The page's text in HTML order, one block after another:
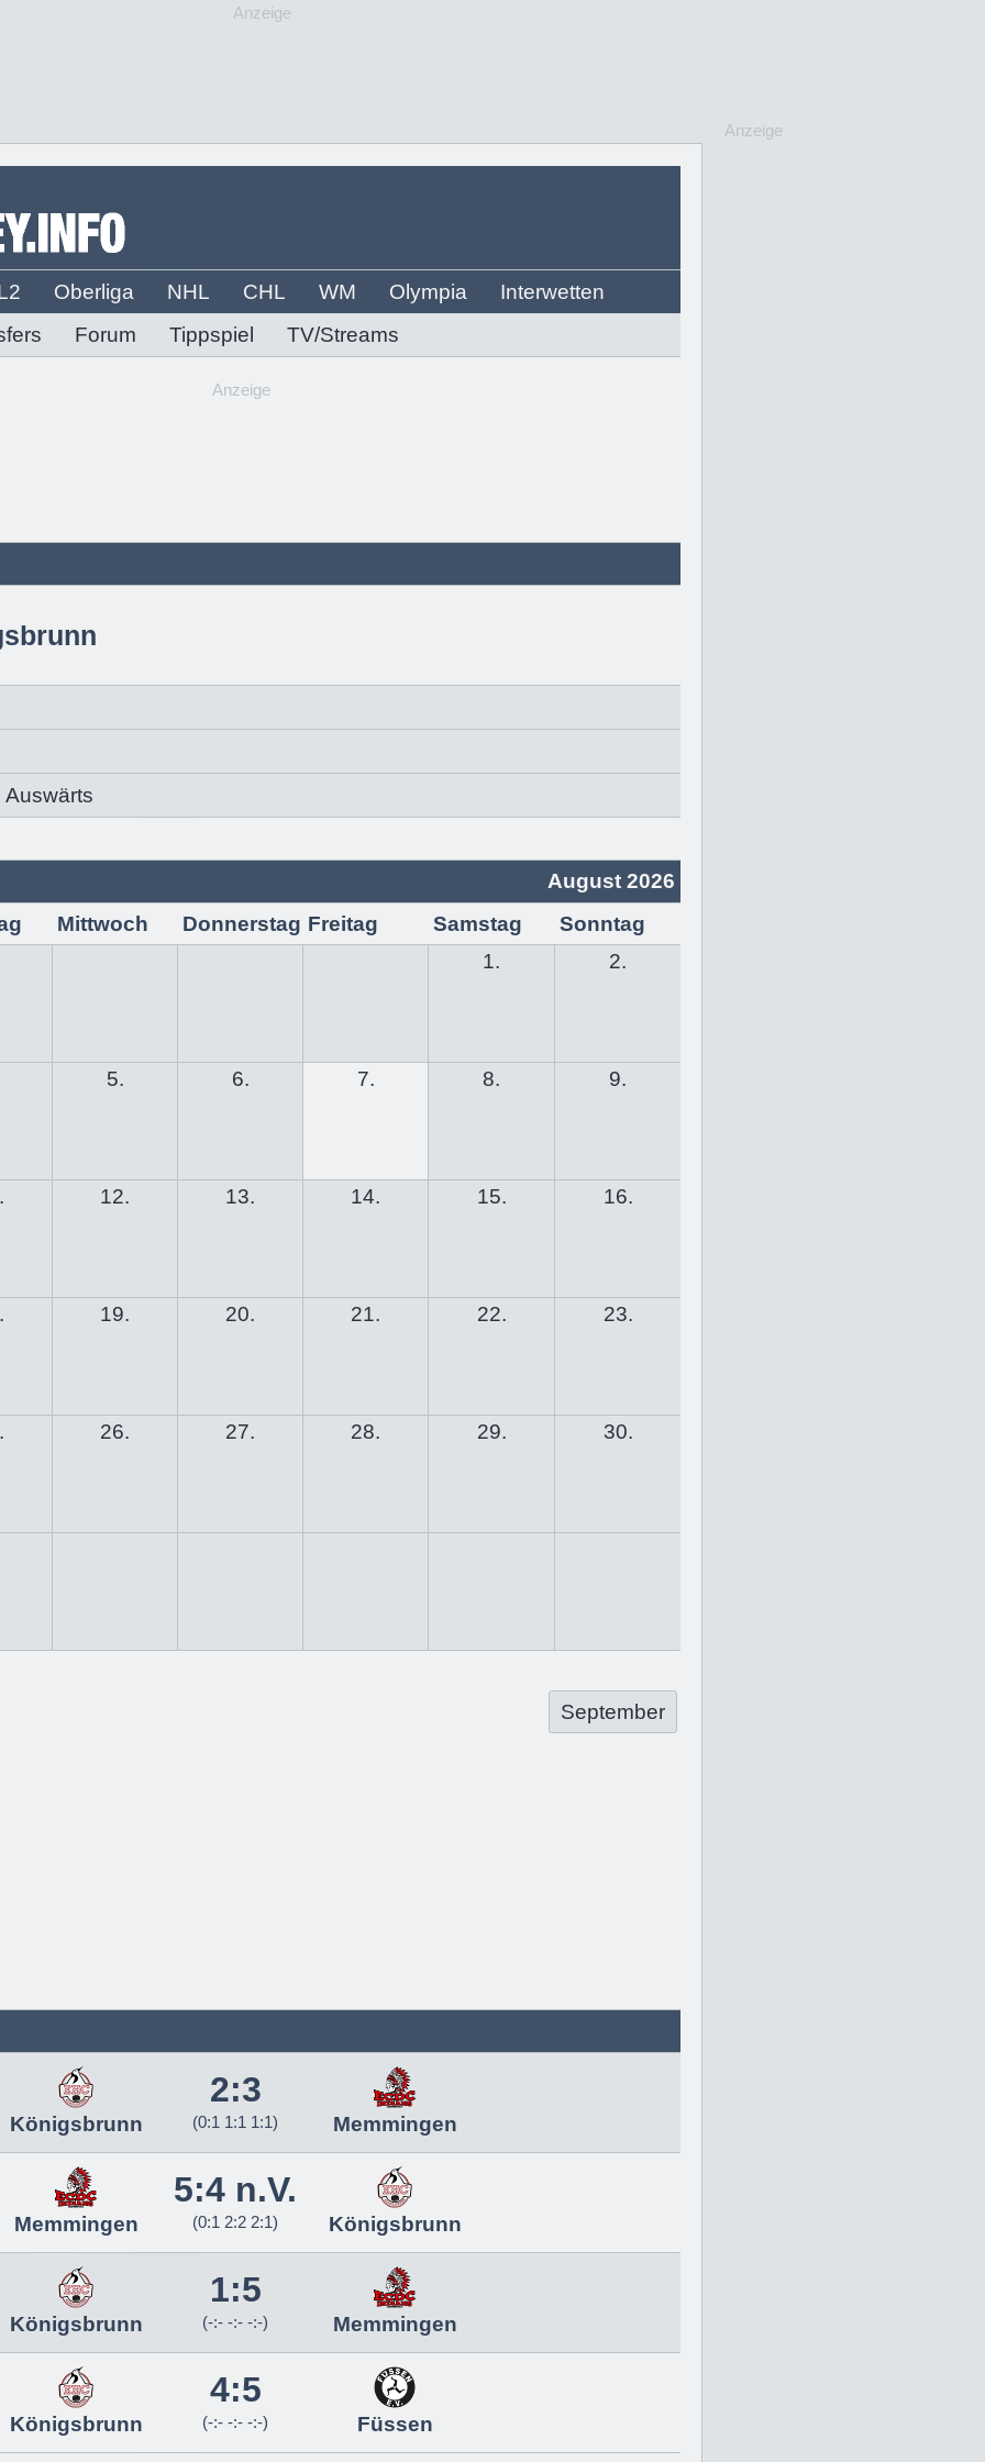
Anzeige
Oberliga NHL CHL WM Olympia
Interwetten
Forum Tippspiel TV/Streams
Anzeige
Anzeige
Auswärts
August 2026
Mittwoch Donnerstag Freitag Samstag
Sonntag
1.
2.
5. 6. 7. 8. 9.
12. 13. 14. 15. 16.
19. 20. 21. 22. 23.
26. 27. 28. 29. 30.
September
Königsbrunn
2:3
(0:1 1:1 1:1) Memmingen
Memmingen
5:4 n.V.
(0:1 2:2 2:1) Königsbrunn
Königsbrunn
1:5
(-:- -:- -:-) Memmingen
Königsbrunn
4:5
(-:- -:- -:-) Füssen